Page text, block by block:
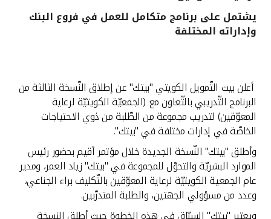
القنوات المصرفية
خدمات ما بعد البيع
اتصل بنا
مواقع الفروع وأجهزة الصرف الآلي
ألمانيا
يشتمل على برنامج متكامل للعمل في فروع البنك
وإداراته المختلفة
أعلن بيت التّمويل الكويتي "بيتك" عن إطلاق النّسخة الثالثة من
البرنامج التّدريبي بالتّعاون مع (الجمعيّة الكويتيّة لرعاية
المعوّقين) لتدريب مجموعة من الطّلبة من ذوي الاحتياجات
الخاصّة في إدارات مختلفة في "بيتك".
وأطلق "بيتك" النّسخة الجديدة خلال مؤتمر أقيم بحضور رئيس
الموارد البشريّة والتحوّل للمجموعة في "بيتك" زياد العمر، ومدير
عام الجمعية الكويتيّة لرعاية المعوّقين بالتّكليف براء الجناعي،
وعدد من مسؤولي الجهتين، والطلبة المتدرّبين.